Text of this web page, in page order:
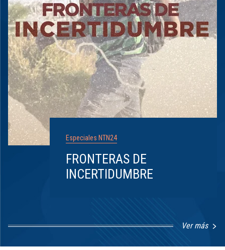
Especiales NTN24
FRONTERAS DE
INCERTIDUMBRE
Ver más
1